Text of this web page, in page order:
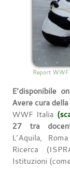
Report
E’disponibile
Avere cura
WWF Italia
27 tra
L’Aquila,
Ricerca
Istituzioni